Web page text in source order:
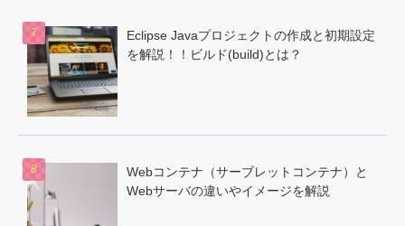
Eclipse Javaプロジェクトの作成と初期設定
を解説！！ビルド(build)とは？
Webコンテナ（サーブレットコンテナ）と
Webサーバの違いやイメージを解説